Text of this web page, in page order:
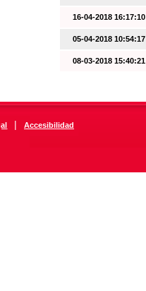
16-04-2018 16:17:10
05-04-2018 10:54:17
08-03-2018 15:40:21
| Accesibilidad